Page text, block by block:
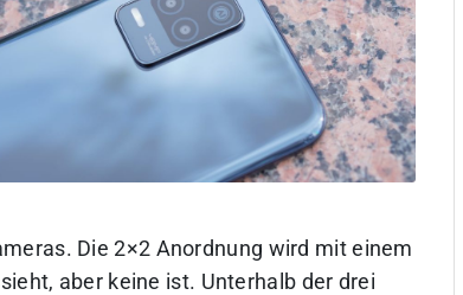
Die 2×2 Anordnung wird mit einem
aber keine ist. Unterhalb der drei